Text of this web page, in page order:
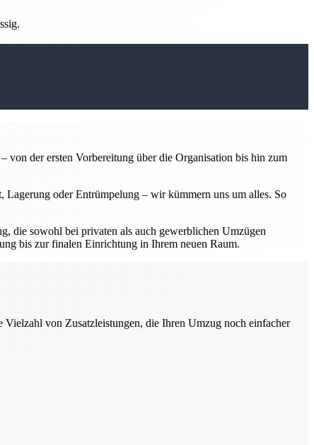
der ersten Vorbereitung über die Organisation bis hin zum
Lagerung oder Entrümpelung – wir kümmern uns um alles. So
die sowohl bei privaten als auch gewerblichen Umzügen
bis zur finalen Einrichtung in Ihrem neuen Raum.
von Zusatzleistungen, die Ihren Umzug noch einfacher